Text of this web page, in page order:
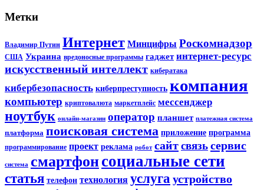
Метки
Владимир Путин Интернет Минцифры Роскомнадзор
США Украина вредоносные программы гаджет интернет-ресурс
искусственный интеллект кибератака
кибербезопасность киберпреступность компания
компьютер криптовалюта маркетплейс мессенджер
ноутбук онлайн-магазин оператор планшет платежная система
платформа поисковая система приложение программа
программирование проект реклама робот сайтсвязьсервис
система смартфонсоциальные сети
статья телефон технология услуга устройство